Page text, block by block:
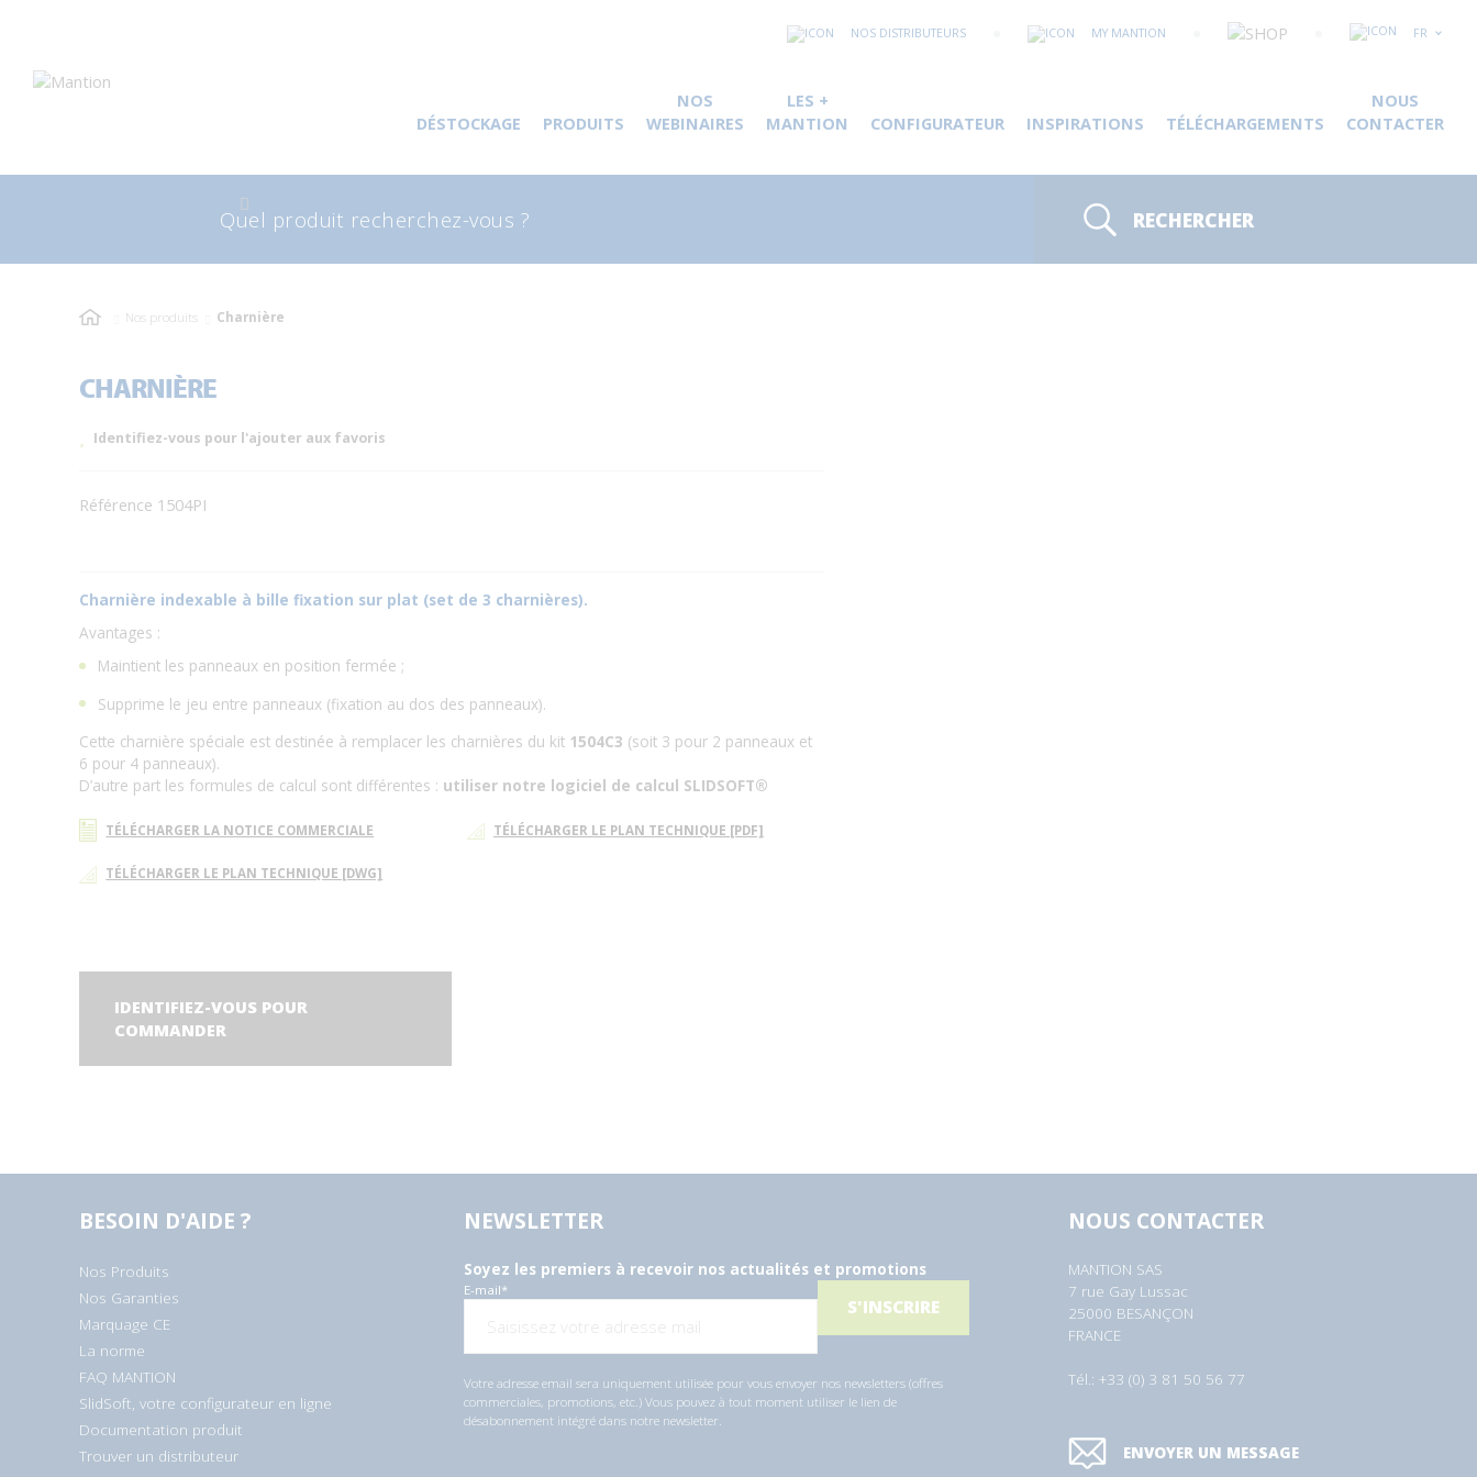
Aller
Aller
NOS DISTRIBUTEURS MY MANTION FR
DÉSTOCKAGE PRODUITS
NOS
WEBINAIRES
LES +
MANTION
CONFIGURATEUR INSPIRATIONS TÉLÉCHARGEMENTS
NOUS
CONTACTER
Recherche
RECHERCHER
Nos produits Charnière
CHARNIÈRE
Identifiez-vous pour l'ajouter aux favoris
Référence 1504PI
Charnière indexable à bille fixation sur plat (set de 3 charnières).
Avantages :
Maintient les panneaux en position fermée ;
Supprime le jeu entre panneaux (fixation au dos des panneaux).
Cette charnière spéciale est destinée à remplacer les charnières du kit 1504C3 (soit 3 pour 2 panneaux et
6 pour 4 panneaux).
D’autre part les formules de calcul sont différentes : utiliser notre logiciel de calcul SLIDSOFT®
TÉLÉCHARGER LA NOTICE COMMERCIALE TÉLÉCHARGER LE PLAN TECHNIQUE [PDF]
TÉLÉCHARGER LE PLAN TECHNIQUE [DWG]
IDENTIFIEZ-VOUS POUR
COMMANDER
BESOIN D'AIDE ?
Nos Produits
Nos Garanties
Marquage CE
La norme
FAQ MANTION
SlidSoft, votre configurateur en ligne
Documentation produit
Trouver un distributeur
NEWSLETTER
Soyez les premiers à recevoir nos actualités et promotions
E-mail*
Votre adresse email sera uniquement utilisée pour vous envoyer nos newsletters (offres
commerciales, promotions, etc.) Vous pouvez à tout moment utiliser le lien de
désabonnement intégré dans notre newsletter.
NOUS CONTACTER
MANTION SAS
7 rue Gay Lussac
25000 BESANÇON
FRANCE
Tél.: +33 (0) 3 81 50 56 77
ENVOYER UN MESSAGE